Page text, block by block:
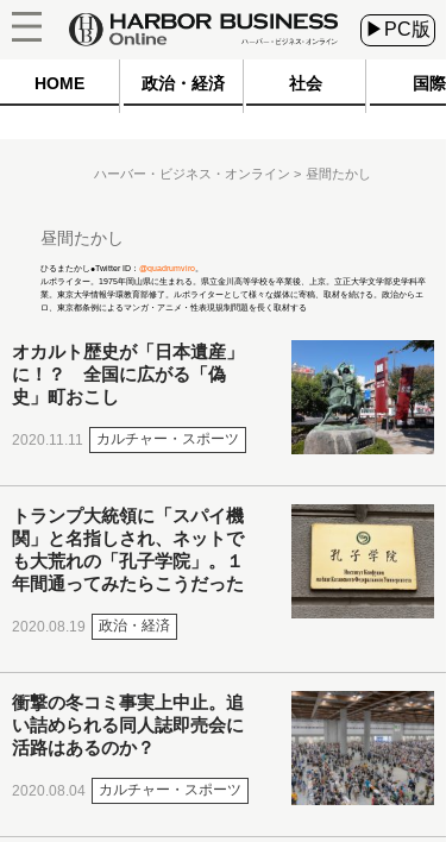
▶PC版
HOME 政治・経済 社会 国際
ハーバー・ビジネス・オンライン 昼間たかし
昼間たかし
ひるまたかし●Twitter ID： @quadrumviro
ルポライター。1975年岡山県に生まれる。県立金川高等学校を卒業後、上京。立正大学文学部史学科卒
業。東京大学情報学環教育部修了。ルポライターとして様々な媒体に寄稿、取材を続ける。政治からエ
ロ、東京都条例によるマンガ・アニメ・性表現規制問題を長く取材する
オカルト歴史が「日本遺産」
に！？ 全国に広がる「偽
史」町おこし
2020.11.11 カルチャー・スポーツ
トランプ大統領に「スパイ機
関」と名指しされ、ネットで
も大荒れの「孔子学院」。１
年間通ってみたらこうだった
2020.08.19 政治・経済
衝撃の冬コミ事実上中止。追
い詰められる同人誌即売会に
活路はあるのか？
2020.08.04 カルチャー・スポーツ